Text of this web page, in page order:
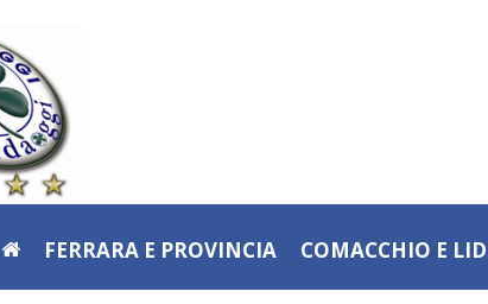
FERRARA E PROVINCIA COMACCHIO E